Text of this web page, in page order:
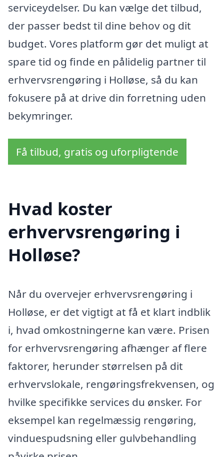
serviceydelser. Du kan vælge det tilbud,
der passer bedst til dine behov og dit
budget. Vores platform gør det muligt at
spare tid og finde en pålidelig partner til
erhvervsrengøring i Holløse, så du kan
fokusere på at drive din forretning uden
bekymringer.
Få tilbud, gratis og uforpligtende
Hvad koster
erhvervsrengøring i
Holløse?
Når du overvejer erhvervsrengøring i
Holløse, er det vigtigt at få et klart indblik
i, hvad omkostningerne kan være. Prisen
for erhvervsrengøring afhænger af flere
faktorer, herunder størrelsen på dit
erhvervslokale, rengøringsfrekvensen, og
hvilke specifikke services du ønsker. For
eksempel kan regelmæssig rengøring,
vinduespudsning eller gulvbehandling